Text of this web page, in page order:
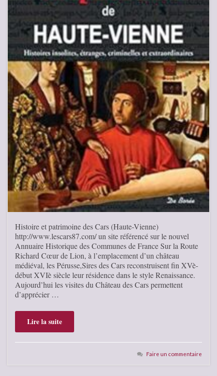
Histoire et patrimoine des Cars (Haute-Vienne)
http://www.lescars87.com/ un site référencé sur le nouvel
Annuaire Historique des Communes de France Sur la Route
Richard Cœur de Lion, à l’emplacement d’un château
médiéval, les Pérusse,Sires des Cars reconstruisent fin XVè-
début XVIè siècle leur résidence dans le style Renaissance.
Aujourd’hui les visites du Château des Cars permettent
d’apprécier …
Lire la suite
Faire un commentaire